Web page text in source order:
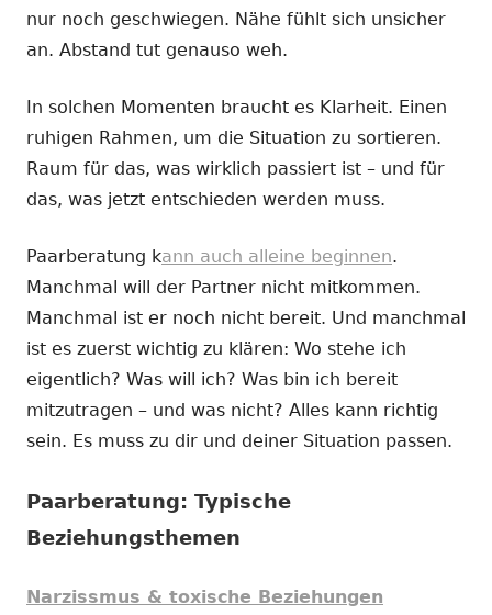
nur noch geschwiegen. Nähe fühlt sich unsicher
an. Abstand tut genauso weh.
In solchen Momenten braucht es Klarheit. Einen
ruhigen Rahmen, um die Situation zu sortieren.
Raum für das, was wirklich passiert ist – und für
das, was jetzt entschieden werden muss.
Paarberatung kann auch alleine beginnen.
Manchmal will der Partner nicht mitkommen.
Manchmal ist er noch nicht bereit. Und manchmal
ist es zuerst wichtig zu klären: Wo stehe ich
eigentlich? Was will ich? Was bin ich bereit
mitzutragen – und was nicht? Alles kann richtig
sein. Es muss zu dir und deiner Situation passen.
Paarberatung: Typische
Beziehungsthemen
Narzissmus & toxische Beziehungen